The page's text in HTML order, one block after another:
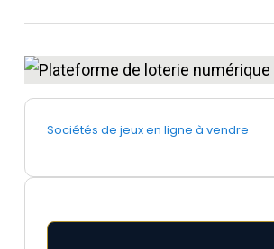
Sociétés de jeux en ligne à vendre